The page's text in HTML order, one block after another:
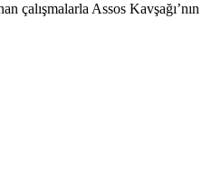
çalışmalarla Assos Kavşağı’nın